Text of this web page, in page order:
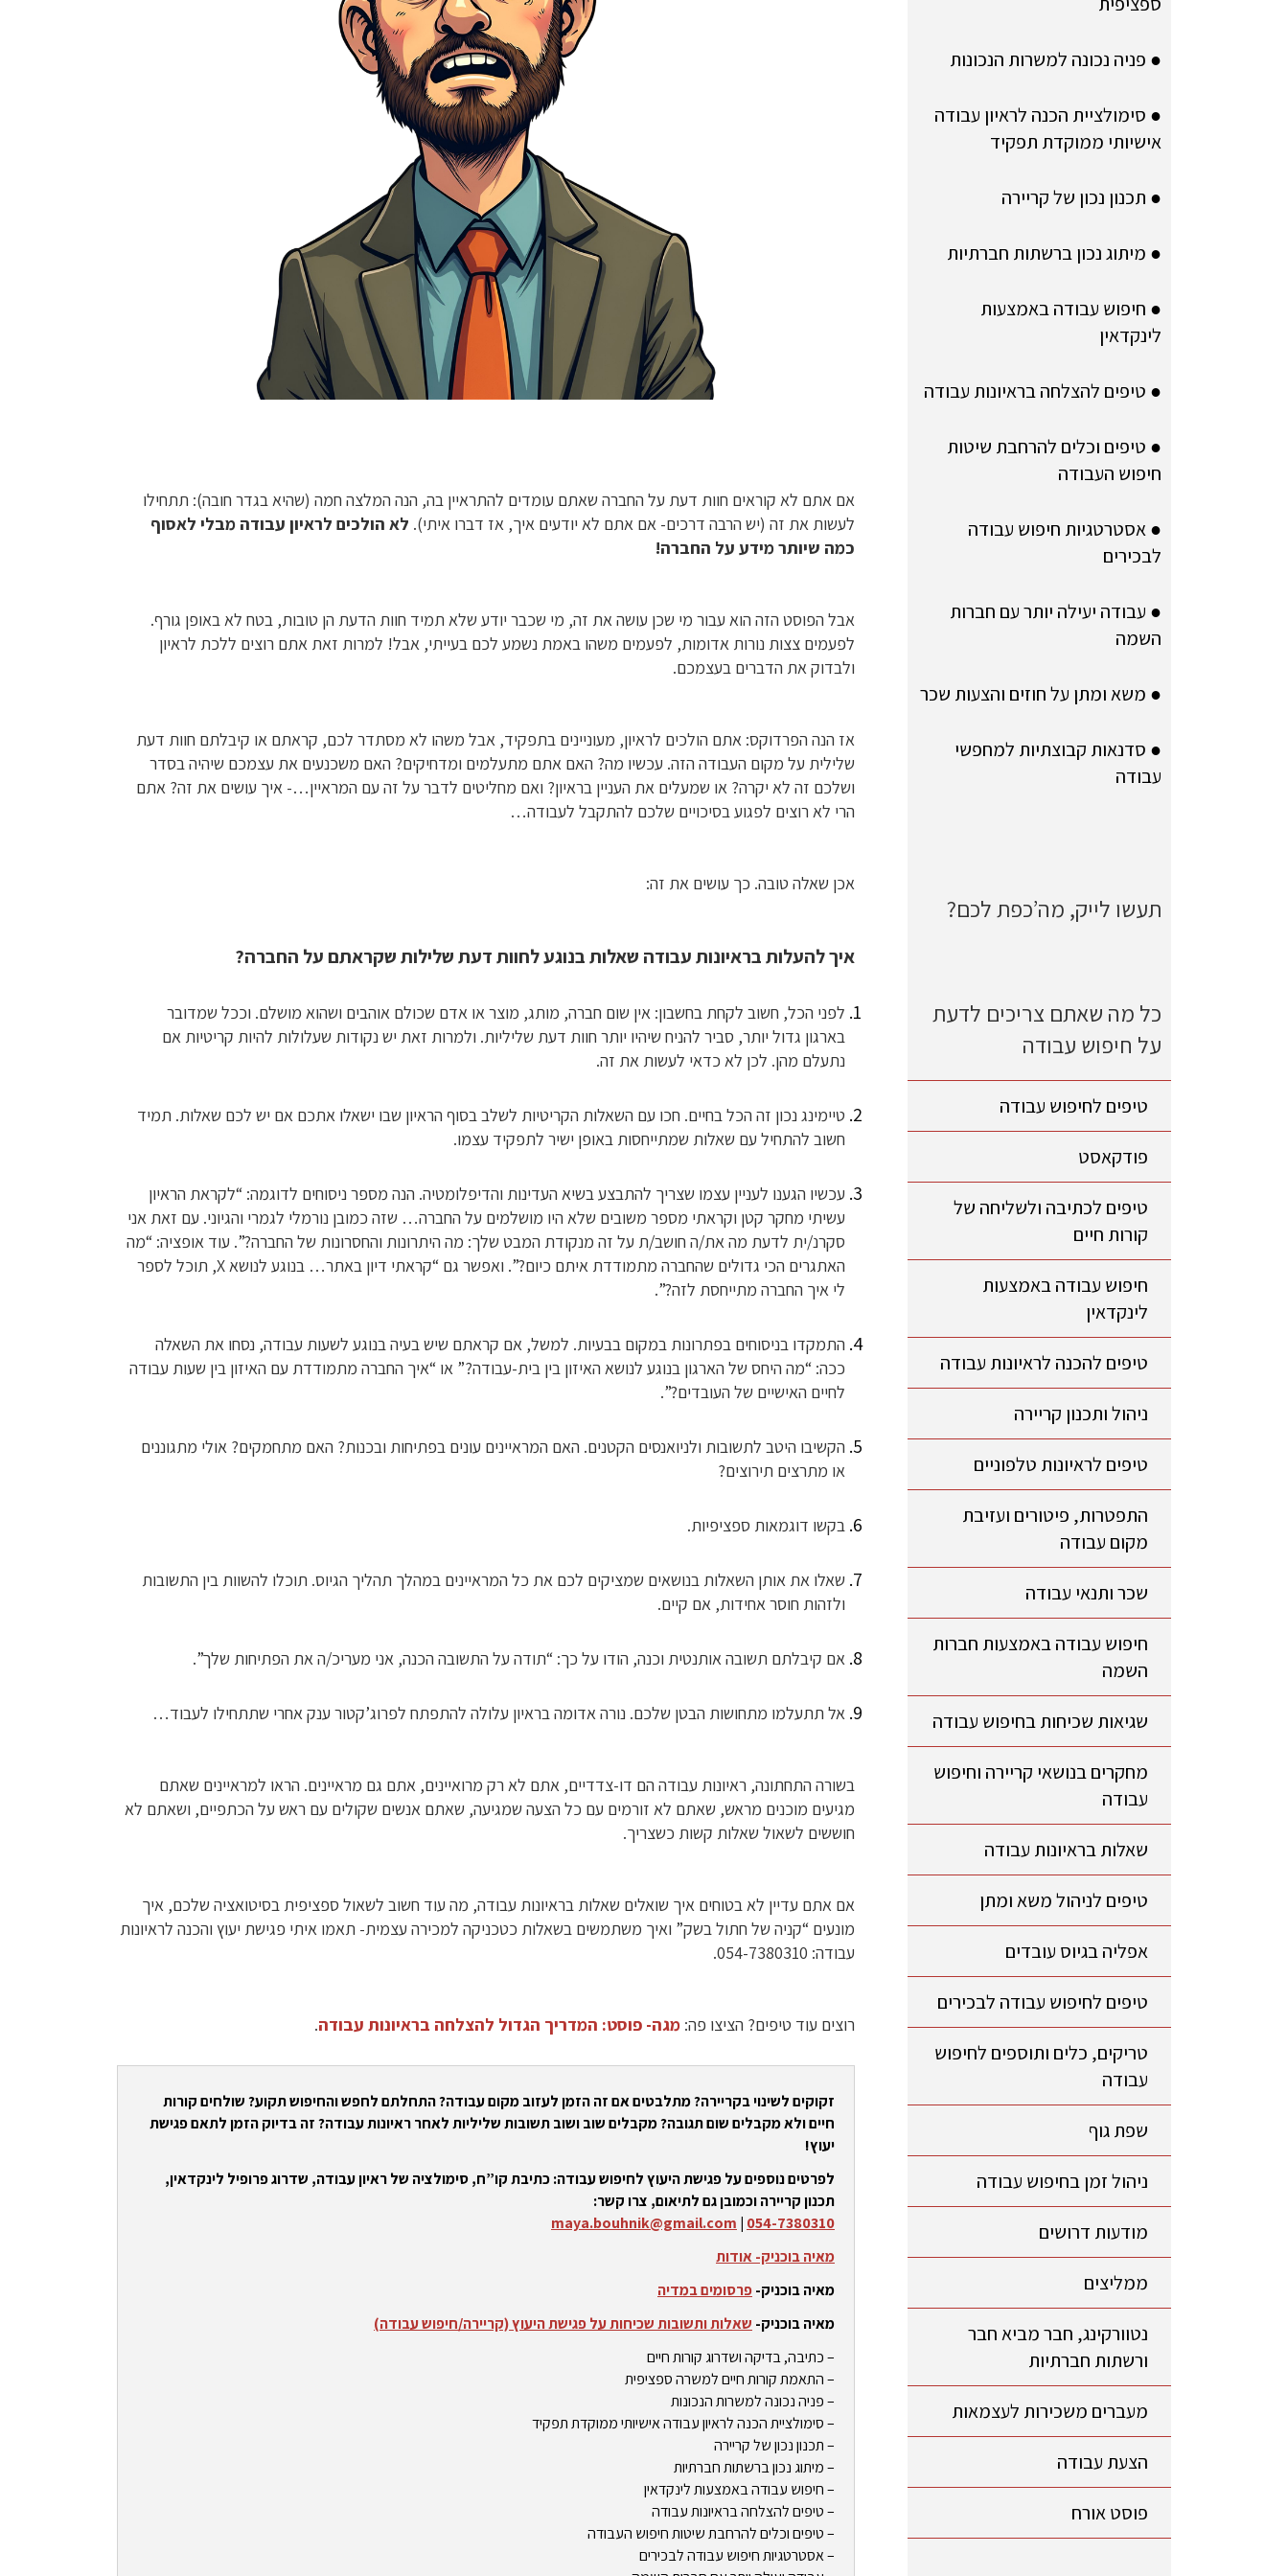
אם אתם לא קוראים חוות דעת על החברה שאתם עומדים להתראיין בה, הנה המלצה חמה (שהיא בגדר חובה): תתחילו
לעשות את זה (יש הרבה דרכים- אם אתם לא יודעים איך, אז דברו איתי). לא הולכים לראיון עבודה מבלי לאסוף
כמה שיותר מידע על החברה!
אבל הפוסט הזה הוא עבור מי שכן עושה את זה, מי שכבר יודע שלא תמיד חוות הדעת הן טובות, בטח לא באופן גורף.
לפעמים צצות נורות אדומות, לפעמים משהו באמת נשמע לכם בעייתי, אבל! למרות זאת אתם רוצים ללכת לראיון
ולבדוק את הדברים בעצמכם.
אז הנה הפרדוקס: אתם הולכים לראיון, מעוניינים בתפקיד, אבל משהו לא מסתדר לכם, קראתם או קיבלתם חוות דעת
שלילית על מקום העבודה הזה. עכשיו מה? האם אתם מתעלמים ומדחיקים? האם משכנעים את עצמכם שיהיה בסדר
ושלכם זה לא יקרה? או שמעלים את העניין בראיון? ואם מחליטים לדבר על זה עם המראיין…- איך עושים את זה? אתם
הרי לא רוצים לפגוע בסיכויים שלכם להתקבל לעבודה…
אכן שאלה טובה. כך עושים את זה:
איך להעלות בראיונות עבודה שאלות בנוגע לחוות דעת שלילות שקראתם על החברה?
לפני הכל, חשוב לקחת בחשבון: אין שום חברה, מותג, מוצר או אדם שכולם אוהבים ושהוא מושלם. וככל שמדובר
בארגון גדול יותר, סביר להניח שיהיו יותר חוות דעת שליליות. ולמרות זאת יש נקודות שעלולות להיות קריטיות אם
נתעלם מהן. לכן לא כדאי לעשות את זה.
טיימינג נכון זה הכל בחיים. חכו עם השאלות הקריטיות לשלב בסוף הראיון שבו ישאלו אתכם אם יש לכם שאלות. תמיד
חשוב להתחיל עם שאלות שמתייחסות באופן ישיר לתפקיד עצמו.
עכשיו הגענו לעניין עצמו שצריך להתבצע בשיא העדינות והדיפלומטיה. הנה מספר ניסוחים לדוגמה: “לקראת הראיון
עשיתי מחקר קטן וקראתי מספר משובים שלא היו מושלמים על החברה… שזה כמובן נורמלי לגמרי והגיוני. עם זאת אני
סקרנ/ית לדעת מה את/ה חושב/ת על זה מנקודת המבט שלך: מה היתרונות והחסרונות של החברה?”. עוד אופציה: “מה
האתגרים הכי גדולים שהחברה מתמודדת איתם כיום?”. ואפשר גם “קראתי דיון באתר… בנוגע לנושא X, תוכל לספר
לי איך החברה מתייחסת לזה?”.
התמקדו בניסוחים בפתרונות במקום בבעיות. למשל, אם קראתם שיש בעיה בנוגע לשעות עבודה, נסחו את השאלה
ככה: “מה היחס של הארגון בנוגע לנושא האיזון בין בית-עבודה?” או “איך החברה מתמודדת עם האיזון בין שעות עבודה
לחיים האישיים של העובדים?”.
הקשיבו היטב לתשובות ולניואנסים הקטנים. האם המראיינים עונים בפתיחות ובכנות? האם מתחמקים? אולי מתגוננים
או מתרצים תירוצים?
בקשו דוגמאות ספציפיות.
שאלו את אותן השאלות בנושאים שמציקים לכם את כל המראיינים במהלך תהליך הגיוס. תוכלו להשוות בין התשובות
ולזהות חוסר אחידות, אם קיים.
אם קיבלתם תשובה אותנטית וכנה, הודו על כך: “תודה על התשובה הכנה, אני מעריכ/ה את הפתיחות שלך”.
אל תתעלמו מתחושות הבטן שלכם. נורה אדומה בראיון עלולה להתפתח לפרוג’קטור ענק אחרי שתתחילו לעבוד…
בשורה התחתונה, ראיונות עבודה הם דו-צדדיים, אתם לא רק מרואיינים, אתם גם מראיינים. הראו למראיינים שאתם
מגיעים מוכנים מראש, שאתם לא זורמים עם כל הצעה שמגיעה, שאתם אנשים שקולים עם ראש על הכתפיים, ושאתם לא
חוששים לשאול שאלות קשות כשצריך.
אם אתם עדיין לא בטוחים איך שואלים שאלות בראיונות עבודה, מה עוד חשוב לשאול ספציפית בסיטואציה שלכם, איך
מונעים “קניה של חתול בשק” ואיך משתמשים בשאלות כטכניקה למכירה עצמית- תאמו איתי פגישת יעוץ והכנה לראיונות
עבודה: 054-7380310.
רוצים עוד טיפים? הציצו פה: מגה- פוסט: המדריך הגדול להצלחה בראיונות עבודה.
זקוקים לשינוי בקריירה? מתלבטים אם זה הזמן לעזוב מקום עבודה? התחלתם לחפש והחיפוש תקוע? שולחים קורות
חיים ולא מקבלים שום תגובה? מקבלים שוב ושוב תשובות שליליות לאחר ראיונות עבודה? זה בדיוק הזמן לתאם פגישת
יעוץ!
לפרטים נוספים על פגישת היעוץ לחיפוש עבודה: כתיבת קו”ח, סימולציה של ראיון עבודה, שדרוג פרופיל לינקדאין,
תכנון קריירה וכמובן גם לתיאום, צרו קשר:
054-7380310
|
maya.bouhnik@gmail.com
מאיה בוכניק- אודות
מאיה בוכניק-פרסומים במדיה
מאיה בוכניק- שאלות ותשובות שכיחות על פגישת היעוץ (קריירה/חיפוש עבודה)
– כתיבה, בדיקה ושדרוג קורות חיים
– התאמת קורות חיים למשרה ספציפית
– פניה נכונה למשרות הנכונות
– סימולציית הכנה לראיון עבודה אישיותי ממוקדת תפקיד
– תכנון נכון של קריירה
– מיתוג נכון ברשתות חברתיות
– חיפוש עבודה באמצעות לינקדאין
– טיפים להצלחה בראיונות עבודה
– טיפים וכלים להרחבת שיטות חיפוש העבודה
– אסטרטגיות חיפוש עבודה לבכירים
● פניה נכונה למשרות הנכונות
● סימולציית הכנה לראיון עבודה
אישיותי ממוקדת תפקיד
● תכנון נכון של קריירה
● מיתוג נכון ברשתות חברתיות
● חיפוש עבודה באמצעות
לינקדאין
● טיפים להצלחה בראיונות עבודה
● טיפים וכלים להרחבת שיטות
חיפוש העבודה
● אסטרטגיות חיפוש עבודה
לבכירים
● עבודה יעילה יותר עם חברות
השמה
● משא ומתן על חוזים והצעות שכר
● סדנאות קבוצתיות למחפשי
עבודה
תעשו לייק, מה’כפת לכם?
כל מה שאתם צריכים לדעת
על חיפוש עבודה
טיפים לחיפוש עבודה
פודקאסט
טיפים לכתיבה ולשליחה של
קורות חיים
חיפוש עבודה באמצעות
לינקדאין
טיפים להכנה לראיונות עבודה
ניהול ותכנון קריירה
טיפים לראיונות טלפוניים
התפטרות, פיטורים ועזיבת
מקום עבודה
שכר ותנאי עבודה
חיפוש עבודה באמצעות חברות
השמה
שגיאות שכיחות בחיפוש עבודה
מחקרים בנושאי קריירה וחיפוש
עבודה
שאלות בראיונות עבודה
טיפים לניהול משא ומתן
אפליה בגיוס עובדים
טיפים לחיפוש עבודה לבכירים
טריקים, כלים ותוספים לחיפוש
עבודה
שפת גוף
ניהול זמן בחיפוש עבודה
מודעות דרושים
ממליצים
נטוורקינג, חבר מביא חבר
ורשתות חברתיות
מעברים משכירות לעצמאות
הצעת עבודה
פוסט אורח